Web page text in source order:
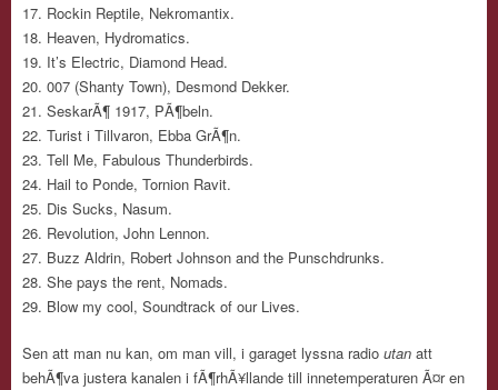
Rockin Reptile, Nekromantix.
Heaven, Hydromatics.
It’s Electric, Diamond Head.
007 (Shanty Town), Desmond Dekker.
SeskarÃ¶ 1917, PÃ¶beln.
Turist i Tillvaron, Ebba GrÃ¶n.
Tell Me, Fabulous Thunderbirds.
Hail to Ponde, Tornion Ravit.
Dis Sucks, Nasum.
Revolution, John Lennon.
Buzz Aldrin, Robert Johnson and the Punschdrunks.
She pays the rent, Nomads.
Blow my cool, Soundtrack of our Lives.
Sen att man nu kan, om man vill, i garaget lyssna radio utan att
behÃ¶va justera kanalen i fÃ¶rhÃ¥llande till innetemperaturen Ã¤r en